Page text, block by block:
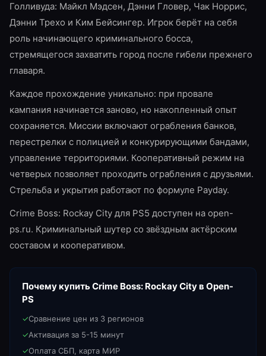
Голливуда: Майкл Мэдсен, Дэнни Гловер, Чак Норрис,
Дэнни Трехо и Ким Бейсингер. Игрок берёт на себя
роль начинающего криминального босса,
стремящегося захватить город после гибели прежнего
главаря.
Каждое прохождение уникально: при провале
кампания начинается заново, но накопленный опыт
сохраняется. Миссии включают ограбления банков,
перестрелки с полицией и конкурирующими бандами,
управление территориями. Кооперативный режим на
четверых позволяет проходить ограбления с друзьями.
Стрельба и укрытия работают по формуле Payday.
Crime Boss: Rockay City для PS5 доступен на open-
ps.ru. Криминальный шутер со звёздным актёрским
составом и кооперативом.
Почему купитьCrime Boss: Rockay Cityв Open-
PS
✓Сравнение цен из 3 регионов
✓Активация за 5-15 минут
✓Оплата СБП, карта МИР